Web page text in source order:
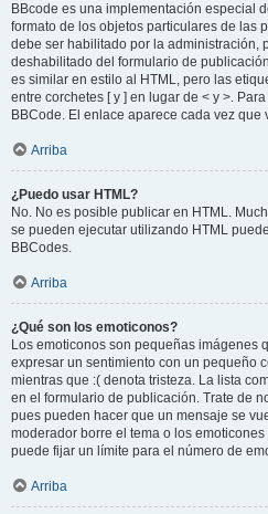
BBcode es una implementación especial
formato de los objetos particulares de las
debe ser habilitado por la administración,
deshabilitado del formulario de
es similar en estilo al HTML, pero las
entre corchetes [ y ] en lugar de < y >.
BBCode. El enlace aparece cada vez
Arriba
¿Puedo usar HTML?
No. No es posible publicar en HTML.
se pueden ejecutar utilizando HTML
BBCodes.
Arriba
¿Qué son los emoticonos?
Los emoticonos son pequeñas imágenes
expresar un sentimiento con un pequeño
mientras que :( denota tristeza. La lista
en el formulario de publicación. Trate de
pues pueden hacer que un mensaje se
moderador borre el tema o los
puede fijar un límite para el número de
Arriba